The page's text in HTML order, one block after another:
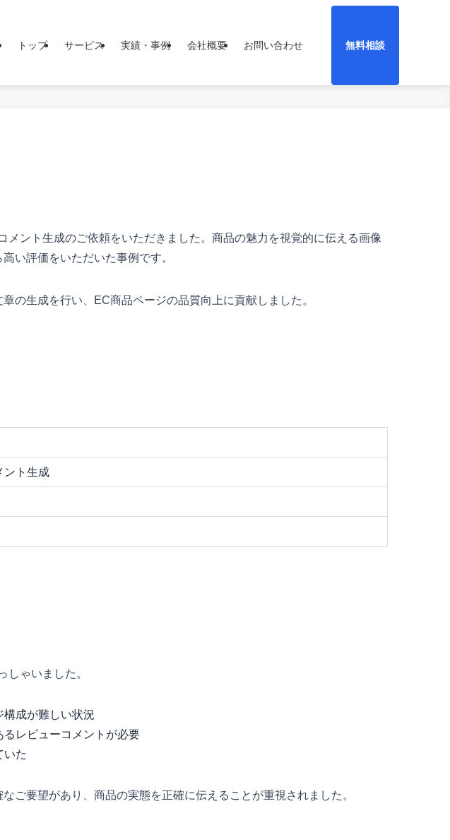
トップ サービス 実績・事例 会社概要 お問い合わせ 無料相談
ント生成のご依頼をいただきました。商品の魅力を視覚的に伝える画像
い評価をいただいた事例です。
の生成を行い、EC商品ページの品質向上に貢献しました。
ント生成
ゃいました。
成が難しい状況
レビューコメントが必要
いた
ご要望があり、商品の実態を正確に伝えることが重視されました。